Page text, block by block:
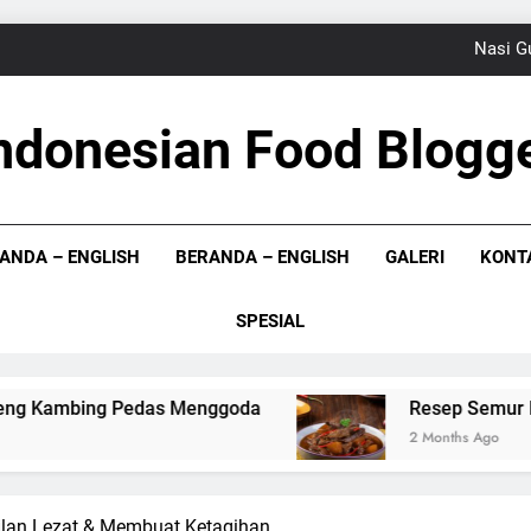
Nasi
Resep Rangi
Nasi
Food
– ENGLISH BERANDA – ENGLISH GALERI
SPESIAL
Menggoda Resep Semur Daging Betawi
2 Months Ago